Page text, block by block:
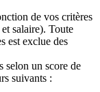
de vos critères
salaire). Toute
est exclue des
selon un score de
suivants :